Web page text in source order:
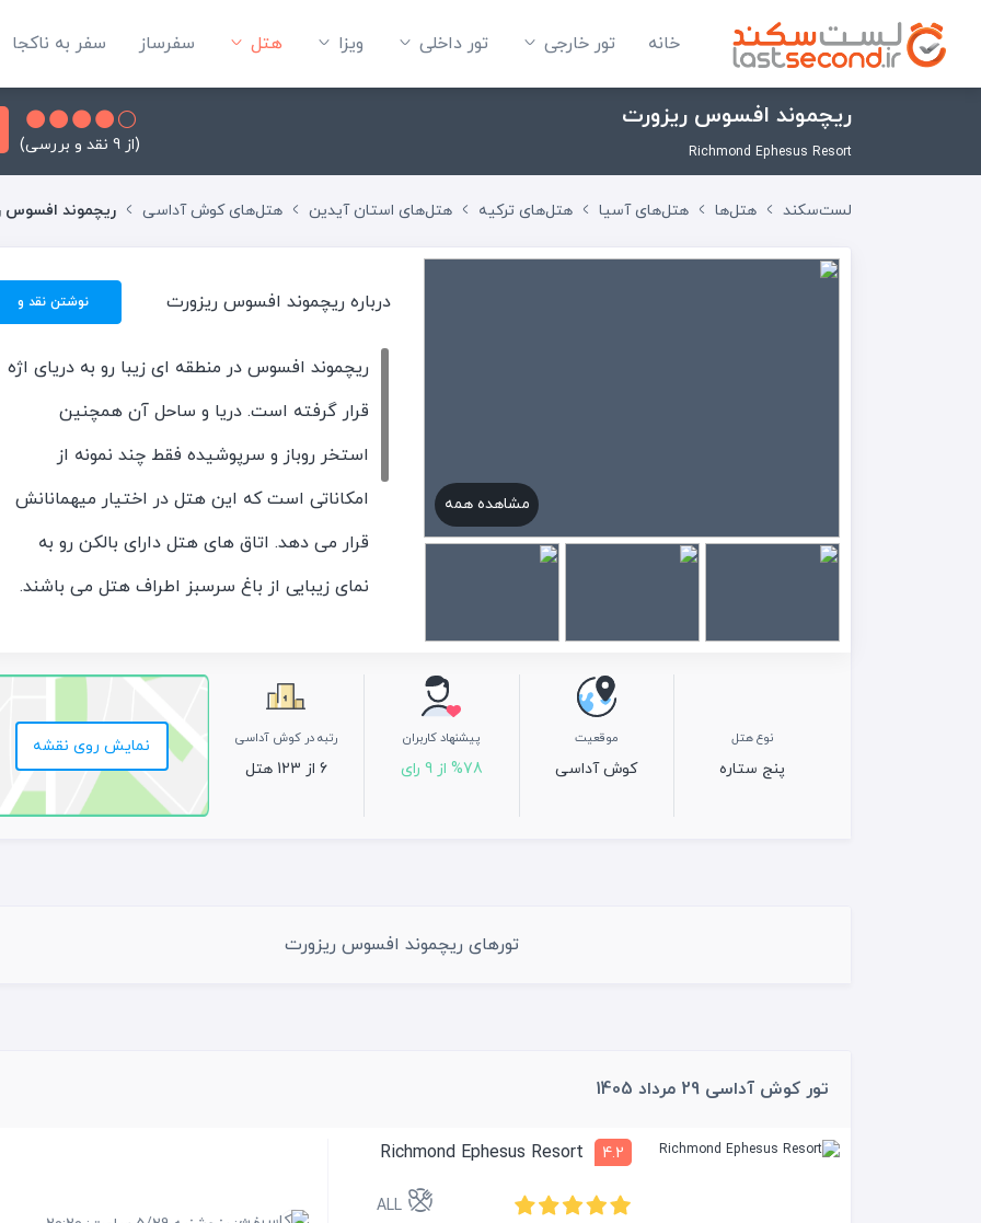
خانه تور خارجی تور داخلی ویزا هتل‌ سفرساز سفر به ناکجا
ریچموند افسوس ریزورت
Richmond Ephesus Resort (از 9 نقد و بررسی)
لست‌سکند هتل‌ها هتل‌های آسیا هتل‌های ترکیه هتل‌های استان آیدین هتل‌های کوش آداسی ریچموند افسوس
مشاهده همه
درباره ریچموند افسوس ریزورت
نوشتن نقد و
ریچموند افسوس در منطقه ای زیبا رو به دریای اژه
قرار گرفته است. دریا و ساحل آن همچنین
استخر روباز و سرپوشیده فقط چند نمونه از
امکاناتی است که این هتل در اختیار میهمانانش
قرار می دهد. اتاق های هتل دارای بالکن رو به
نمای زیبایی از باغ سرسبز اطراف هتل می باشند.
تنیس و اتاق بازی برای کودکان است.اینترنت
رایگان Wi-Fi در محوطه هتل قابل استفاده می
باشد. خدمات هتل به صورت 24 ساعته است و
امکان ترنسفر به فرودگاه با هزینه جداگانه وجود
نوع هتل
پنج ستاره
موقعیت
کوش آداسی
پیشنهاد کاربران
%78 از 9 رای
رتبه در کوش آداسی
6 از 123 هتل
نمایش روی نقشه
تورهای ریچموند افسوس ریزورت
تور کوش آداسی 29 مرداد 1405
4.2
ALL